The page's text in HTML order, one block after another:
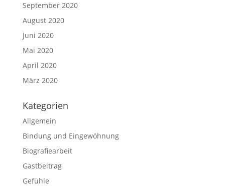
September 2020
August 2020
Juni 2020
Mai 2020
April 2020
März 2020
Kategorien
Allgemein
Bindung und Eingewöhnung
Biografiearbeit
Gastbeitrag
Gefühle